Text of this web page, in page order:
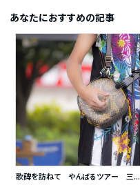
あなたにおすすめの記事
歌碑を訪ねて やんばるツアー 三...